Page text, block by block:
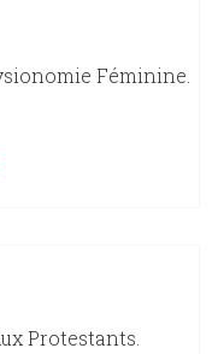
Féminine.
Protestants.